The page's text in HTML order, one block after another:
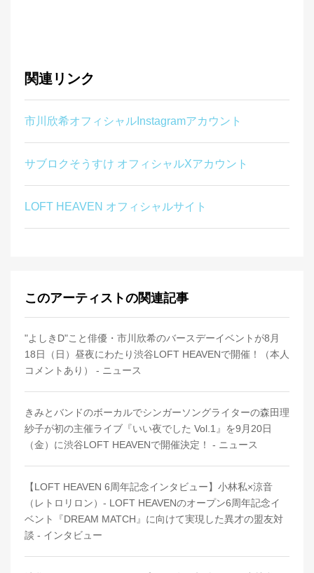
関連リンク
市川欣希オフィシャルInstagramアカウント
サブロクそうすけ オフィシャルXアカウント
LOFT HEAVEN オフィシャルサイト
このアーティストの関連記事
"よしきD"こと俳優・市川欣希のバースデーイベントが8月
18日（日）昼夜にわたり渋谷LOFT HEAVENで開催！（本人
コメントあり） - ニュース
きみとバンドのボーカルでシンガーソングライターの森田理
紗子が初の主催ライブ『いい夜でした Vol.1』を9月20日
（金）に渋谷LOFT HEAVENで開催決定！ - ニュース
【LOFT HEAVEN 6周年記念インタビュー】小林私×涼音
（レトロリロン）- LOFT HEAVENのオープン6周年記念イ
ベント『DREAM MATCH』に向けて実現した異才の盟友対
談 - インタビュー